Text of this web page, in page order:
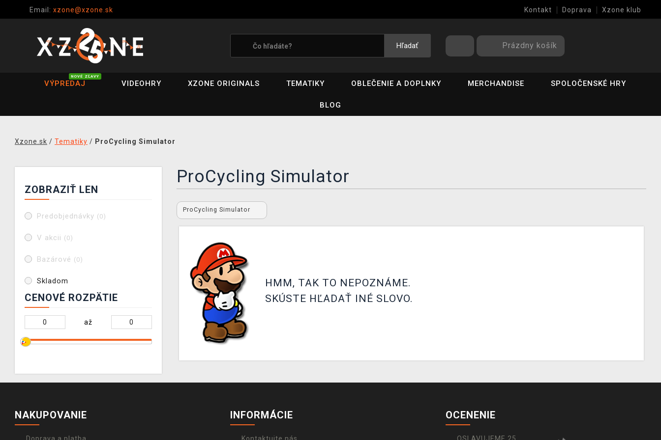
Email: xzone@xzone.sk Kontakt Doprava Xzone klub
Hľadať Prázdny košík
VÝPREDAJ
NOVÉ ZĽAVY
VIDEOHRY XZONE ORIGINALS TEMATIKY OBLEČENIE A DOPLNKY MERCHANDISE SPOLOČENSKÉ HRY
BLOG
Xzone.sk / Tematiky / ProCycling Simulator
ZOBRAZIŤ LEN
Predobjednávky (0)
V akcii (0)
Bazárové (0)
Skladom
CENOVÉ ROZPÄTIE
až
ProCycling Simulator
ProCycling Simulator
HMM, TAK TO NEPOZNÁME.
SKÚSTE HĽADAŤ INÉ SLOVO.
NAKUPOVANIE INFORMÁCIE OCENENIE